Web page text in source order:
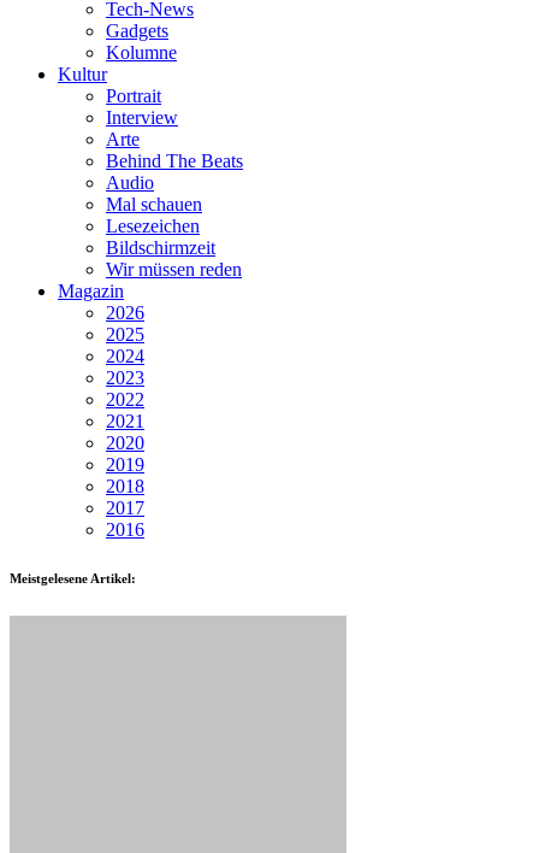
Tech-News
Gadgets
Kolumne
Kultur
Portrait
Interview
Arte
Behind The Beats
Audio
Mal schauen
Lesezeichen
Bildschirmzeit
Wir müssen reden
Magazin
2026
2025
2024
2023
2022
2021
2020
2019
2018
2017
2016
Meistgelesene Artikel: